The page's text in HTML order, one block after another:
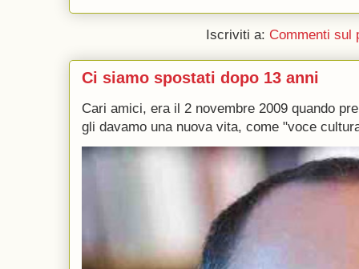
Iscriviti a: Commenti sul
Ci siamo spostati dopo 13 anni
Cari amici, era il 2 novembre 2009 quando
gli davamo una nuova vita, come "voce